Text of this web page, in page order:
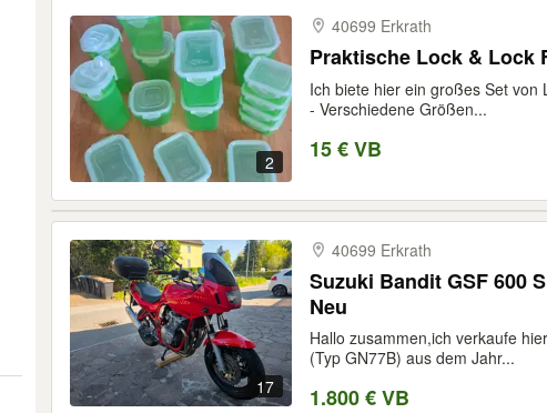
2
40699 Erkrath
Praktische Lock & Lock
Ich biete hier ein großes Set von
- Verschiedene Größen...
15 € VB
17
40699 Erkrath
Suzuki Bandit GSF 600 S TÜV u. Gabel Simmerringe
Neu
Hallo zusammen,ich verkaufe
(Typ GN77B) aus dem Jahr...
1.800 € VB